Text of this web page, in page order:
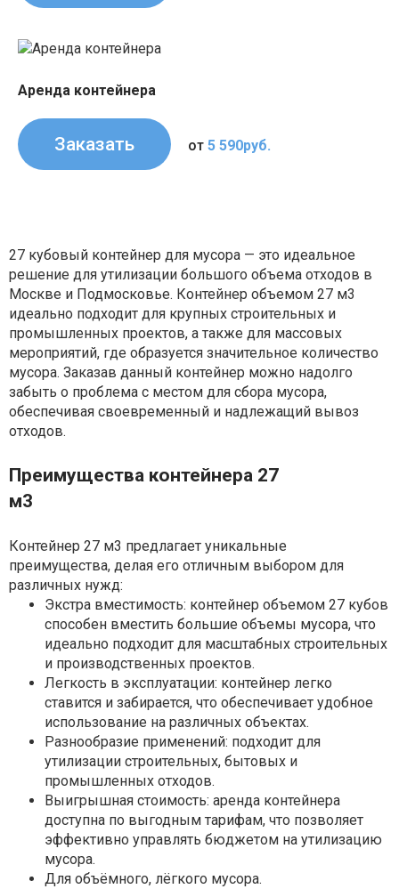
Аренда контейнера
Заказать от 5 590руб.
27 кубовый контейнер для мусора — это идеальное
решение для утилизации большого объема отходов в
Москве и Подмосковье. Контейнер объемом 27 м3
идеально подходит для крупных строительных и
промышленных проектов, а также для массовых
мероприятий, где образуется значительное количество
мусора. Заказав данный контейнер можно надолго
забыть о проблема с местом для сбора мусора,
обеспечивая своевременный и надлежащий вывоз
отходов.
Преимущества контейнера 27
м3
Контейнер 27 м3 предлагает уникальные
преимущества, делая его отличным выбором для
различных нужд:
Экстра вместимость: контейнер объемом 27 кубов
способен вместить большие объемы мусора, что
идеально подходит для масштабных строительных
и производственных проектов.
Легкость в эксплуатации: контейнер легко
ставится и забирается, что обеспечивает удобное
использование на различных объектах.
Разнообразие применений: подходит для
утилизации строительных, бытовых и
промышленных отходов.
Выигрышная стоимость: аренда контейнера
доступна по выгодным тарифам, что позволяет
эффективно управлять бюджетом на утилизацию
мусора.
Для объёмного, лёгкого мусора.